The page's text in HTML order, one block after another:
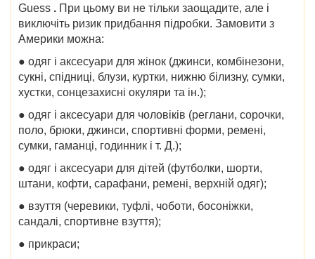
Guess . При цьому ви не тільки заощадите, але і
виключіть ризик придбання підробки. Замовити з
Америки можна:
● одяг і аксесуари для жінок (джинси, комбінезони,
сукні, спідниці, блузи, куртки, нижню білизну, сумки,
хустки, сонцезахисні окуляри та ін.);
● одяг і аксесуари для чоловіків (реглани, сорочки,
поло, брюки, джинси, спортивні форми, ремені,
сумки, гаманці, годинник і т. Д.);
● одяг і аксесуари для дітей (футболки, шорти,
штани, кофти, сарафани, ремені, верхній одяг);
● взуття (черевики, туфлі, чоботи, босоніжки,
сандалі, спортивне взуття);
● прикраси;